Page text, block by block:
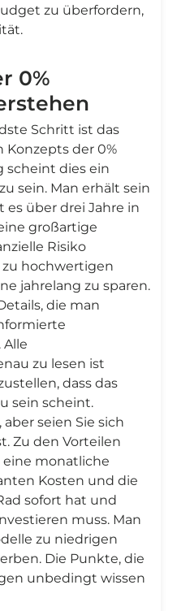
zu überfordern,
0%
Schritt ist das
Konzepts der 0%
scheint dies ein
sein. Man erhält sein
es über drei Jahre in
großartige
Risiko
hochwertigen
jahrelang zu sparen.
die man
zu lesen ist
dass das
sein scheint.
seien Sie sich
Zu den Vorteilen
eine monatliche
Kosten und die
sofort hat und
muss. Man
zu niedrigen
Die Punkte, die
unbedingt wissen